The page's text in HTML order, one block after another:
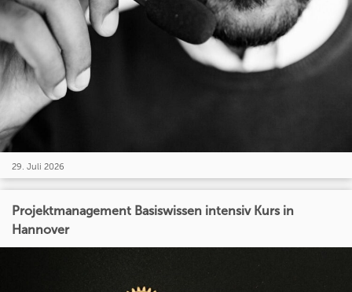
29. Juli 2026
Projektmanagement Basiswissen intensiv Kurs in
Hannover